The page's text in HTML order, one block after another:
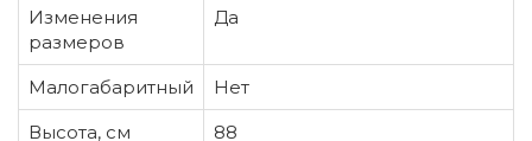
Изменения
размеров
Да
Малогабаритный
Нет
Высота, см
88